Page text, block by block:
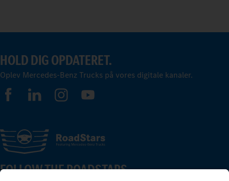
HOLD DIG OPDATERET.
Oplev Mercedes-Benz Trucks på vores digitale kanaler.
FOLLOW THE ROADSTARS.